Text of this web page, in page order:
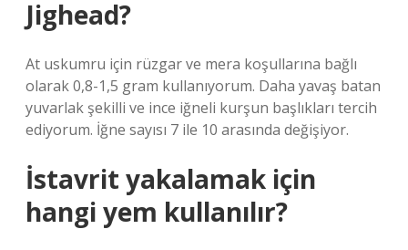
Jighead?
At uskumru için rüzgar ve mera koşullarına bağlı
olarak 0,8-1,5 gram kullanıyorum. Daha yavaş batan
yuvarlak şekilli ve ince iğneli kurşun başlıkları tercih
ediyorum. İğne sayısı 7 ile 10 arasında değişiyor.
İstavrit yakalamak için
hangi yem kullanılır?